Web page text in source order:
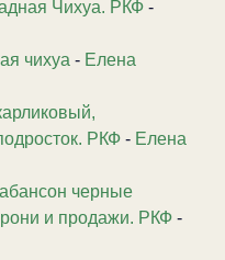
Чихуа. РКФ -
чихуа - Елена
РКФ - Елена
черные
и продажи. РКФ -